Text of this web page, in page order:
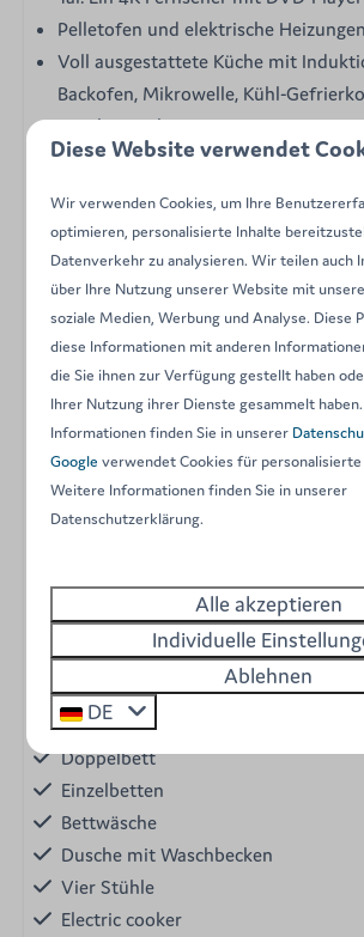
Pelletofen und elektrische Heizungen
Voll ausgestattete Küche mit
Backofen, Mikrowelle, Kühl-
Geschirrspüler, Nespresso-
Wasserkocher und Toaster.
Sommerabende zu genießen.
Gartenbereich.
Alles für einen unvergesslichen
Energy label:
Ausstattung
Garten
Ferienhaus
Pelletofen
Geschirrspülmaschine
2 Schlafzimmer
Eigene Sanitäranlagen
Kein WLAN
Pet allowed
Doppelbett
Einzelbetten
Bettwäsche
Dusche mit Waschbecken
Vier Stühle
Electric cooker
Diese Website verwendet
Wir verwenden Cookies, um Ihre
optimieren, personalisierte Inhalte
Datenverkehr zu analysieren. Wir teilen auch
über Ihre Nutzung unserer Website mit
soziale Medien, Werbung und Analyse. Diese
diese Informationen mit anderen
die Sie ihnen zur Verfügung gestellt haben
Ihrer Nutzung ihrer Dienste gesammelt
Informationen finden Sie in unserer
Google verwendet Cookies für personalisierte
Weitere Informationen finden Sie in unserer
Datenschutzerklärung.
Alle akzeptieren
Individuelle
Ablehnen
DE